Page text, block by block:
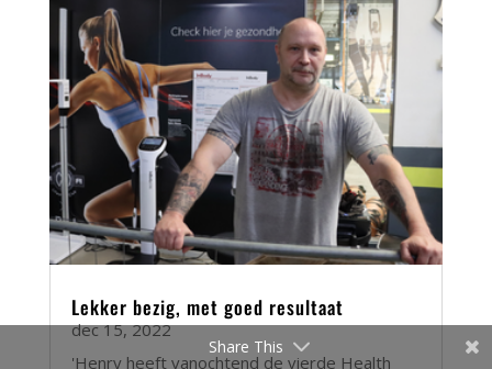
Lekker bezig, met goed resultaat
dec 15, 2022
'Henry heeft vanochtend de vierde Health
Share This